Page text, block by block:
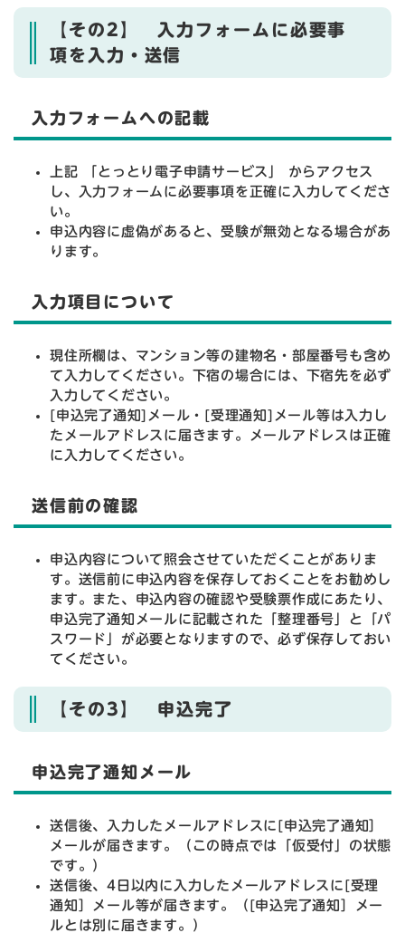
【その2】 入力フォームに必要事
項を入力・送信
入力フォームへの記載
上記 「とっとり電子申請サービス」 からアクセス
し、入力フォームに必要事項を正確に入力してくださ
い。
申込内容に虚偽があると、受験が無効となる場合があ
ります。
入力項目について
現住所欄は、マンション等の建物名・部屋番号も含め
て入力してください。下宿の場合には、下宿先を必ず
入力してください。
[申込完了通知]メール・[受理通知]メール等は入力し
たメールアドレスに届きます。メールアドレスは正確
に入力してください。
送信前の確認
申込内容について照会させていただくことがありま
す。送信前に申込内容を保存しておくことをお勧めし
ます。また、申込内容の確認や受験票作成にあたり、
申込完了通知メールに記載された「整理番号」と「パ
スワード」が必要となりますので、必ず保存しておい
てください。
【その3】 申込完了
申込完了通知メール
送信後、入力したメールアドレスに[申込完了通知］
メールが届きます。（この時点では「仮受付」の状態
です。）
送信後、4日以内に入力したメールアドレスに[受理
通知］メール等が届きます。（[申込完了通知］メー
ルとは別に届きます。）